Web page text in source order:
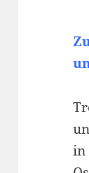
in